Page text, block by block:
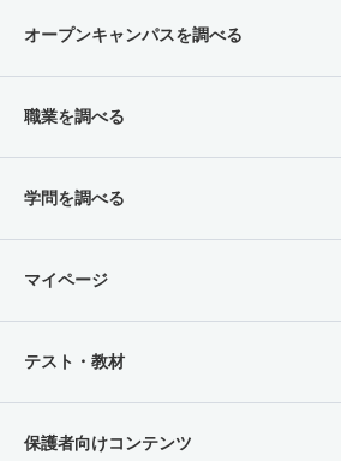
オープンキャンパスを調べる
職業を調べる
学問を調べる
マイページ
テスト・教材
保護者向けコンテンツ